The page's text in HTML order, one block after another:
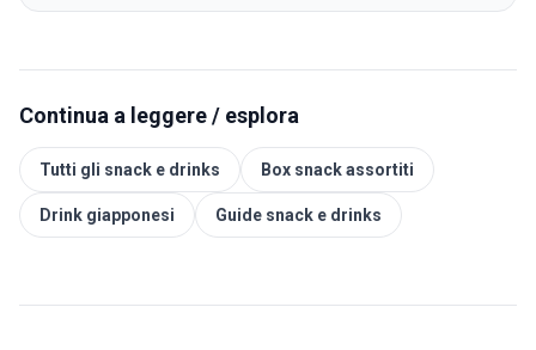
Continua a leggere / esplora
Tutti gli snack e drinks Box snack assortiti
Drink giapponesi Guide snack e drinks